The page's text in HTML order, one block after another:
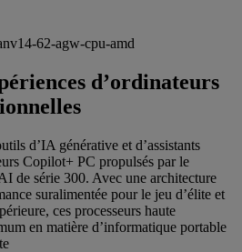
d’ordinateurs
d’IA générative et d’assistants
Copilot+ PC propulsés par le
de série 300. Avec une architecture
suralimentée pour le jeu d’élite et
ces processeurs haute
en matière d’informatique portable